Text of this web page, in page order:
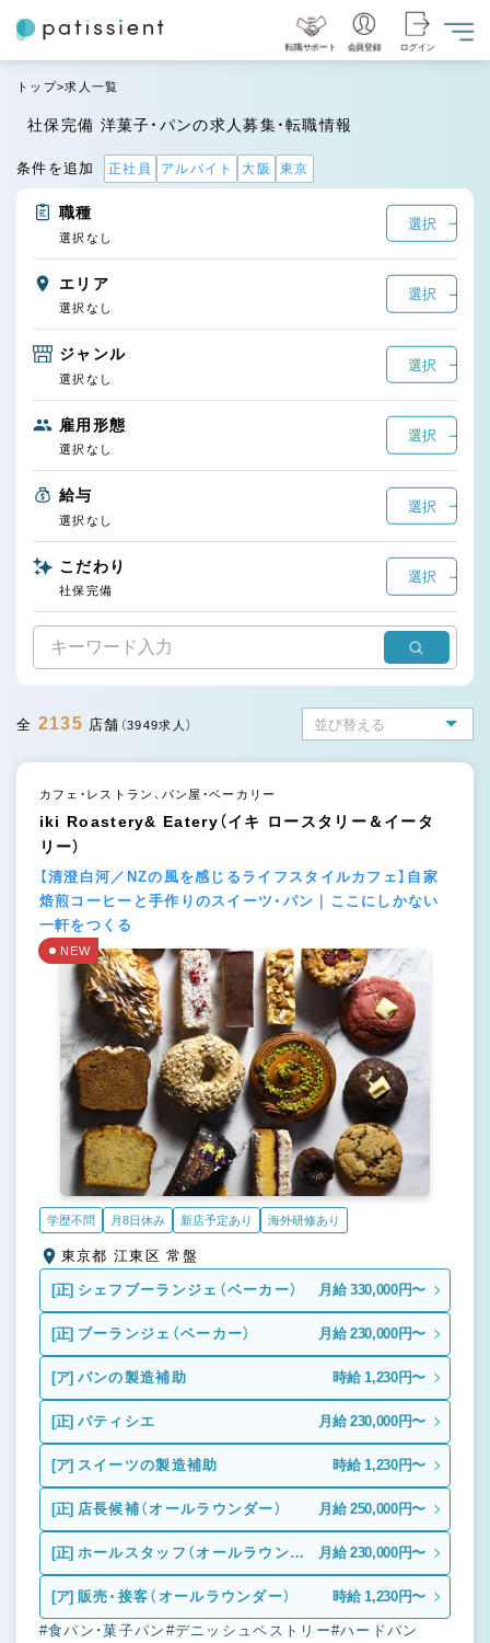
転職サポート 会員登録 ログイン
トップ 求人一覧
社保完備 洋菓子・パンの求人募集・転職情報
条件を追加 正社員 アルバイト 大阪 東京
職種
選択
選択なし
エリア
選択
選択なし
ジャンル
選択
選択なし
雇用形態
選択
選択なし
給与
選択
選択なし
こだわり
選択
社保完備
全 2135 店舗 （3949求人）
カフェ・レストラン、パン屋・ベーカリー
iki Roastery& Eatery（イキ ロースタリー＆イータ
リー）
【清澄白河／NZの風を感じるライフスタイルカフェ】自家
焙煎コーヒーと手作りのスイーツ・パン｜ここにしかない
一軒をつくる
NEW
学歴不問 月8日休み 新店予定あり 海外研修あり
東京都 江東区 常盤
[正] シェフブーランジェ（ベーカー） 月給 330,000円〜
[正] ブーランジェ（ベーカー） 月給 230,000円〜
[ア] パンの製造補助 時給 1,230円〜
[正] パティシエ 月給 230,000円〜
[ア] スイーツの製造補助 時給 1,230円〜
[正] 店長候補（オールラウンダー） 月給 250,000円〜
[正] ホールスタッフ（オールラウンダ
ー）
月給 230,000円〜
[ア] 販売・接客（オールラウンダー） 時給 1,230円〜
#食パン・菓子パン #デニッシュペストリー#ハードパン